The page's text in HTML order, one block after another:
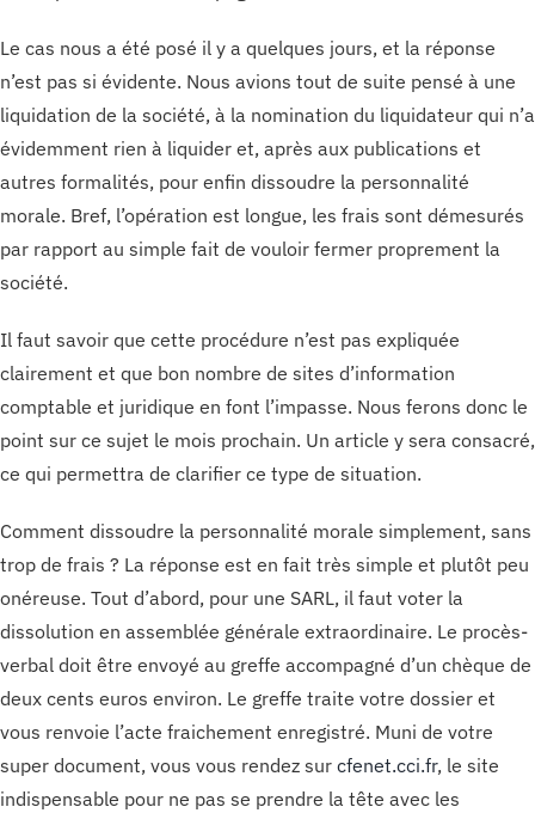
Le cas nous a été posé il y a quelques jours, et la réponse
n’est pas si évidente. Nous avions tout de suite pensé à une
liquidation de la société, à la nomination du liquidateur qui n’a
évidemment rien à liquider et, après aux publications et
autres formalités, pour enfin dissoudre la personnalité
morale. Bref, l’opération est longue, les frais sont démesurés
par rapport au simple fait de vouloir fermer proprement la
société.
Il faut savoir que cette procédure n’est pas expliquée
clairement et que bon nombre de sites d’information
comptable et juridique en font l’impasse. Nous ferons donc le
point sur ce sujet le mois prochain. Un article y sera consacré,
ce qui permettra de clarifier ce type de situation.
Comment dissoudre la personnalité morale simplement, sans
trop de frais ? La réponse est en fait très simple et plutôt peu
onéreuse. Tout d’abord, pour une SARL, il faut voter la
dissolution en assemblée générale extraordinaire. Le procès-
verbal doit être envoyé au greffe accompagné d’un chèque de
deux cents euros environ. Le greffe traite votre dossier et
vous renvoie l’acte fraichement enregistré. Muni de votre
super document, vous vous rendez sur cfenet.cci.fr, le site
indispensable pour ne pas se prendre la tête avec les